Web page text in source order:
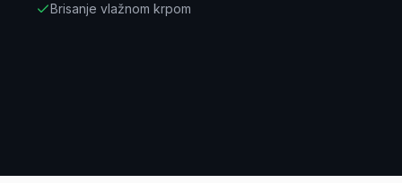
Brisanje vlažnom krpom